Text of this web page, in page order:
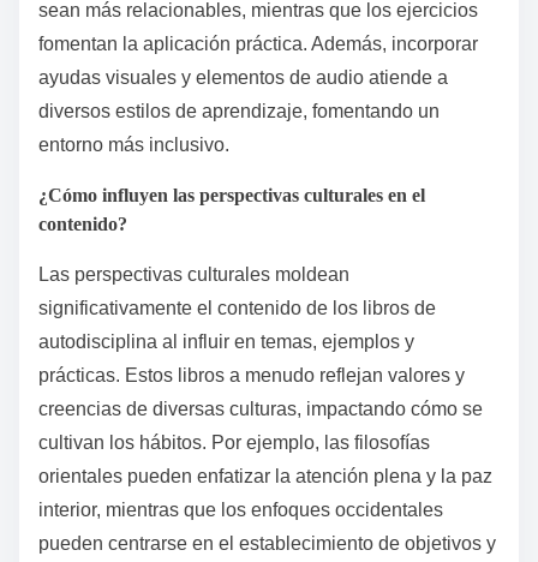
lectores al mostrar aplicaciones diversas de la
autodisciplina. Además, integrar técnicas de atención
plena como un atributo raro puede profundizar el
enfoque y la resiliencia, haciendo que el proceso de
aprendizaje sea más impactante.
¿Qué enfoques poco comunes adoptan algunos autores?
convencionales al integrar anécdotas personales,
ejercicios interactivos y técnicas de aprendizaje
multisensorial. Estos enfoques mejoran el
compromiso y la retención. Por ejemplo, utilizar la
narración de historias puede hacer que los conceptos
sean más relacionables, mientras que los ejercicios
fomentan la aplicación práctica. Además, incorporar
ayudas visuales y elementos de audio atiende a
diversos estilos de aprendizaje, fomentando un